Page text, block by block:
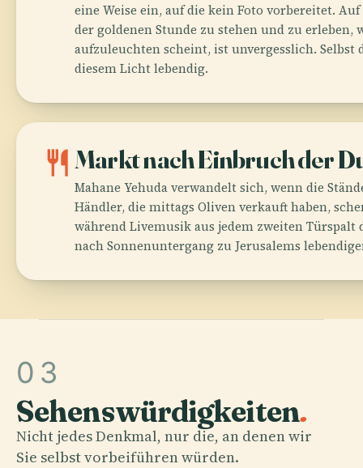
eine Weise ein, auf die kein Foto vorbereitet.
der goldenen Stunde zu stehen und zu erleben,
aufzuleuchten scheint, ist unvergesslich. Selbst
diesem Licht lebendig.
restaurant Markt nach Einbruch der
Mahane Yehuda verwandelt sich, wenn die
Händler, die mittags Oliven verkauft haben,
während Livemusik aus jedem zweiten
nach Sonnenuntergang zu Jerusalems
03
Sehenswürdigkeiten.
Nicht jedes Denkmal, nur die, an denen wir
Sie selbst vorbeiführen würden.